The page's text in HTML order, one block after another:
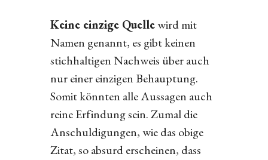
Keine einzige Quellewird mit
Namen genannt, es gibt keinen
stichhaltigen Nachweis über auch
nur einer einzigen Behauptung.
Somit könnten alle Aussagen auch
reine Erfindung sein. Zumal die
Anschuldigungen, wie das obige
Zitat, so absurd erscheinen, dass